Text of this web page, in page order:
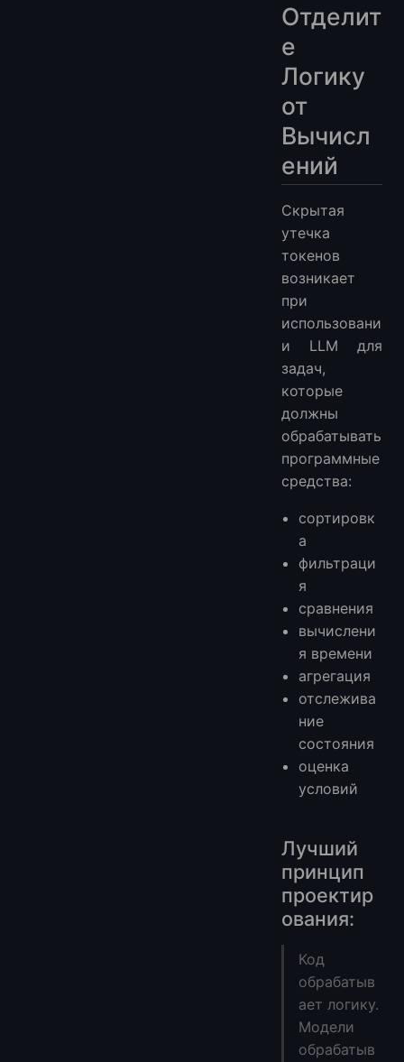
Отделит
е
Логику
от
Вычисл
ений
Скрытая
утечка
токенов
возникает
при
использовани
и LLM для
задач,
которые
должны
обрабатывать
программные
средства:
сортировк
а
фильтраци
я
сравнения
вычислени
я времени
агрегация
отслежива
ние
состояния
оценка
условий
Лучший
принцип
проектир
ования:
Код
обрабатыв
ает логику.
Модели
обрабатыв